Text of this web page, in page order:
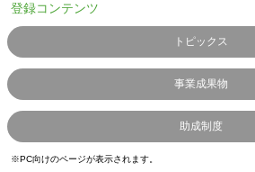
登録コンテンツ
トピックス
事業成果物
助成制度
※PC向けのページが表示されます。